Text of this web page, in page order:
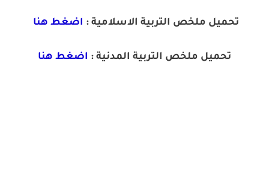
تحميل ملخص التربية الاسلامية : اضغط هنا
تحميل ملخص التربية المدنية : اضغط هنا